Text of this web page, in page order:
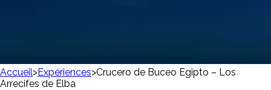
Accueil>Expériences>Crucero de Buceo Egipto – Los
Arrecifes de Elba